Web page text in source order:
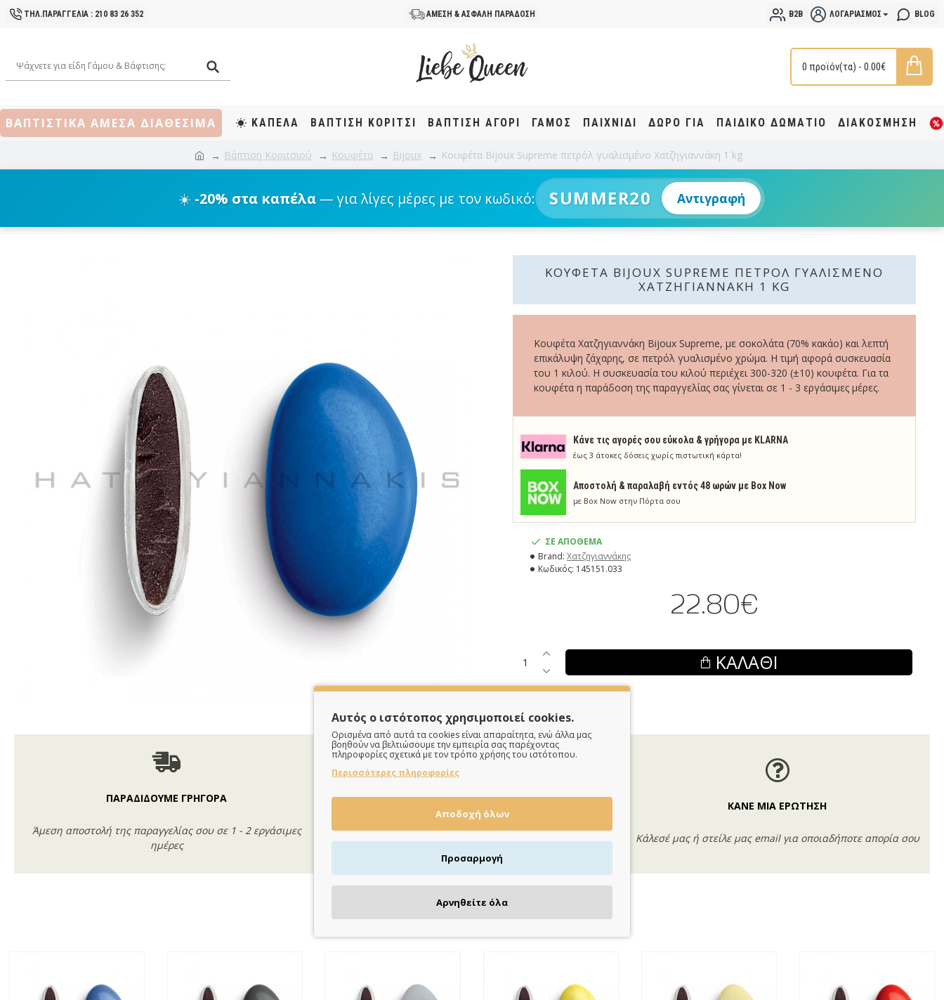
ΤΗΛ.ΠΑΡΑΓΓΕΛΙΑ : 210 83 26 352 ΑΜΕΣΗ & ΑΣΦΑΛΗ ΠΑΡΑΔΟΣΗ B2B ΛΟΓΑΡΙΑΣΜΌΣ BLOG
0 προϊόν(τα) - 0.00€
ΒΑΠΤΙΣΤΙΚΑ ΑΜΕΣΑ ΔΙΑΘΕΣΙΜΑ ΚΑΠΕΛΑ ΒΆΠΤΙΣΗ KOΡΊΤΣΙ ΒΆΠΤΙΣΗ ΑΓΌΡΙ ΓΑΜΟΣ ΠΑΙΧΝΙΔΙ ΔΩΡΟ ΓΙΑ ΠΑΙΔΙΚΟ ΔΩΜΑΤΙΟ ΔΙΑΚΟΣΜΗΣΗ
Βάπτιση Κοριτσιού Κουφέτα Bijoux Κουφέτα Bijoux Supreme πετρόλ γυαλισμένο Χατζηγιαννάκη 1 kg
☀️ -20% στα καπέλα — για λίγες μέρες με τον κωδικό: SUMMER20 Αντιγραφή
ΚΟΥΦΈΤΑ BIJOUX SUPREME ΠΕΤΡΌΛ ΓΥΑΛΙΣΜΈΝΟ
ΧΑΤΖΗΓΙΑΝΝΆΚΗ 1 KG
Κάνε τις αγορές σου εύκολα & γρήγορα με KLARNA
έως 3 άτοκες δόσεις χωρίς πιστωτική κάρτα!
Aποστολή & παραλαβή εντός 48 ωρών με Box Now
με Box Now στην Πόρτα σου
Κουφέτα Χατζηγιαννάκη Bijoux Supreme, με σοκολάτα (70% κακάο) και λεπτή
επικάλυψη ζάχαρης, σε πετρόλ γυαλισμένο χρώμα. Η τιμή αφορά συσκευασία
του 1 κιλού. Η συσκευασία του κιλού περιέχει 300-320 (±10) κουφέτα. Για τα
κουφέτα η παράδοση της παραγγελίας σας γίνεται σε 1 - 3 εργάσιμες μέρες.
ΣΕ ΑΠΟΘΕΜΑ
Brand: Χατζηγιαννάκης
Κωδικός: 145151.033
22.80€
ΚΑΛΆΘΙ
ΠΑΡΑΔΙΔΟΥΜΕ ΓΡΗΓΟΡΑ
Άμεση αποστολή της παραγγελίας σου σε 1 - 2 εργάσιμες
ημέρες
ΚΑΝΕ ΜΙΑ ΕΡΩΤΗΣΗ
Κάλεσέ μας ή στείλε μας email για οποιαδήποτε απορία σου
ΔΕΣ ΚΙ ΑΥΤΆ
Αυτός ο ιστότοπος χρησιμοποιεί cookies.
Ορισμένα από αυτά τα cookies είναι απαραίτητα, ενώ άλλα μας
βοηθούν να βελτιώσουμε την εμπειρία σας παρέχοντας
πληροφορίες σχετικά με τον τρόπο χρήσης του ιστότοπου.
Περισσότερες πληροφορίες
Αποδοχή όλων
Προσαρμογή
Αρνηθείτε όλα